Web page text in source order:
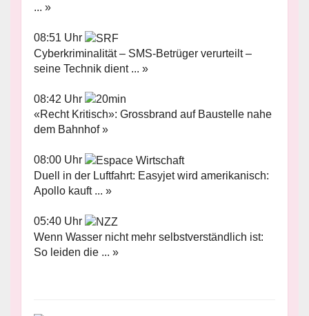
... »
08:51 Uhr
Cyberkriminalität – SMS-Betrüger verurteilt –
seine Technik dient ... »
08:42 Uhr
«Recht Kritisch»: Grossbrand auf Baustelle nahe
dem Bahnhof »
08:00 Uhr
Duell in der Luftfahrt: Easyjet wird amerikanisch:
Apollo kauft ... »
05:40 Uhr
Wenn Wasser nicht mehr selbstverständlich ist:
So leiden die ... »